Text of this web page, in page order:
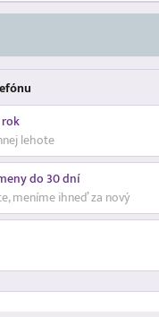
lehote
do 30 dní
meníme ihneď za nový